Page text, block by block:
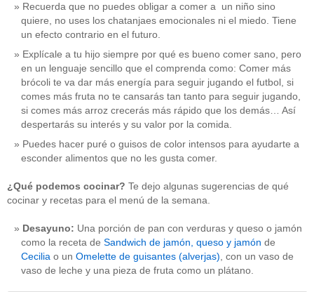
Recuerda que no puedes obligar a comer a un niño sino
quiere, no uses los chatanjaes emocionales ni el miedo. Tiene
un efecto contrario en el futuro.
Explícale a tu hijo siempre por qué es bueno comer sano, pero
en un lenguaje sencillo que el comprenda como: Comer más
brócoli te va dar más energía para seguir jugando el futbol, si
comes más fruta no te cansarás tan tanto para seguir jugando,
si comes más arroz crecerás más rápido que los demás… Así
despertarás su interés y su valor por la comida.
Puedes hacer puré o guisos de color intensos para ayudarte a
esconder alimentos que no les gusta comer.
¿Qué podemos cocinar? Te dejo algunas sugerencias de qué
cocinar y recetas para el menú de la semana.
Desayuno: Una porción de pan con verduras y queso o jamón
como la receta de Sandwich de jamón, queso y jamón de
Cecilia o un Omelette de guisantes (alverjas), con un vaso de
vaso de leche y una pieza de fruta como un plátano.